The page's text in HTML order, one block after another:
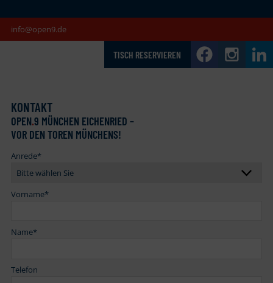
info@open9.de
TISCH RESERVIEREN
KONTAKT
OPEN.9 MÜNCHEN EICHENRIED –
VOR DEN TOREN MÜNCHENS!
Anrede*
Vorname*
Name*
Telefon